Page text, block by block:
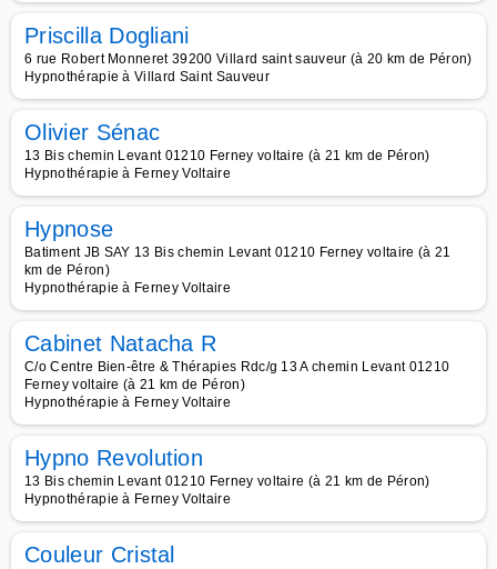
Priscilla Dogliani
6 rue Robert Monneret 39200 Villard saint sauveur (à 20 km de Péron)
Hypnothérapie à Villard Saint Sauveur
Olivier Sénac
13 Bis chemin Levant 01210 Ferney voltaire (à 21 km de Péron)
Hypnothérapie à Ferney Voltaire
Hypnose
Batiment JB SAY 13 Bis chemin Levant 01210 Ferney voltaire (à 21
km de Péron)
Hypnothérapie à Ferney Voltaire
Cabinet Natacha R
C/o Centre Bien-être & Thérapies Rdc/g 13 A chemin Levant 01210
Ferney voltaire (à 21 km de Péron)
Hypnothérapie à Ferney Voltaire
Hypno Revolution
13 Bis chemin Levant 01210 Ferney voltaire (à 21 km de Péron)
Hypnothérapie à Ferney Voltaire
Couleur Cristal